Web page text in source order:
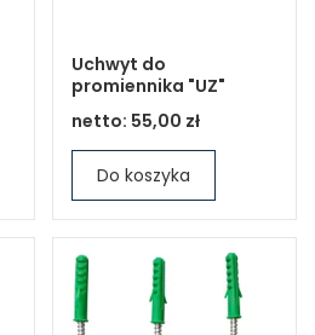
Uchwyt do
promiennika "UZ"
netto: 55,00 zł
Do koszyka